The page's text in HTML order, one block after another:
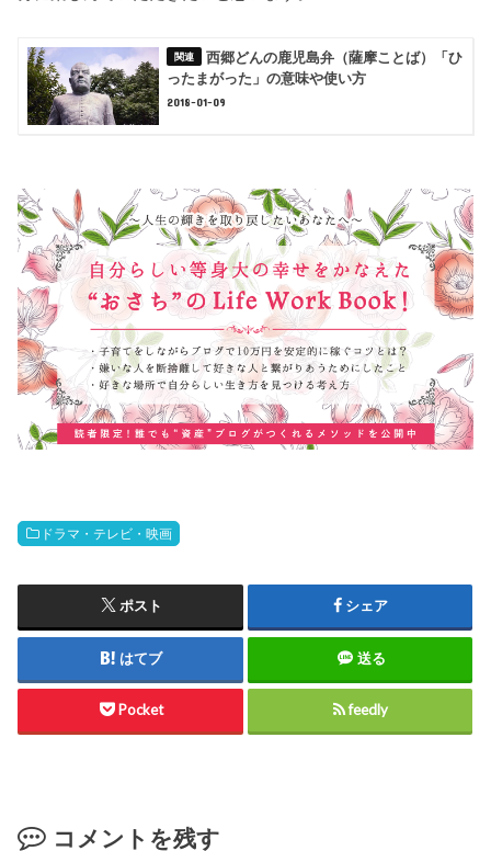
西郷どんの鹿児島弁（薩摩ことば）「ひ
ったまがった」の意味や使い方
2018-01-09
ドラマ・テレビ・映画
ポスト シェア
はてブ 送る
Pocket feedly
コメントを残す